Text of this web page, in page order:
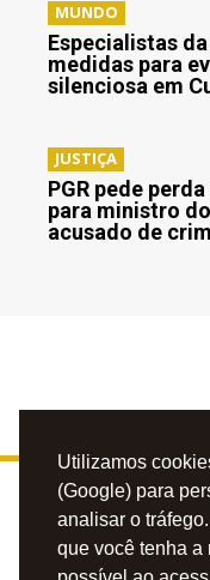
Utilizamos
(Google) para
analisar o
que você tenha a
MUNDO
Especialistas
medidas para
silenciosa em
JUSTIÇA
PGR pede
para ministro
acusado de